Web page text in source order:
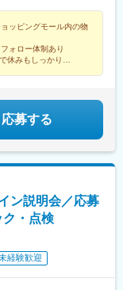
県…金沢市◆愛知
松市◆岐阜県…土岐
府…大阪市、茨木
市◆広島県…広島
九州市◆熊本県…菊
知市下記エリアにも
佐賀市、徳島県板野
対策：各拠点敷地内禁
ッピングモール内の物
ォロー体制あり
休みもしっかり
応募する
ン説明会／応募
ク・点検
経験歓迎